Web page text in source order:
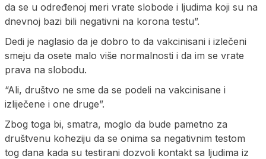
da se u određenoj meri vrate slobode i ljudima koji su na
dnevnoj bazi bili negativni na korona testu”.
Dedi je naglasio da je dobro to da vakcinisani i izlečeni
smeju da osete malo više normalnosti i da im se vrate
prava na slobodu.
“Ali, društvo ne sme da se podeli na vakcinisane i
izliječene i one druge”.
Zbog toga bi, smatra, moglo da bude pametno za
društvenu koheziju da se onima sa negativnim testom
tog dana kada su testirani dozvoli kontakt sa ljudima iz